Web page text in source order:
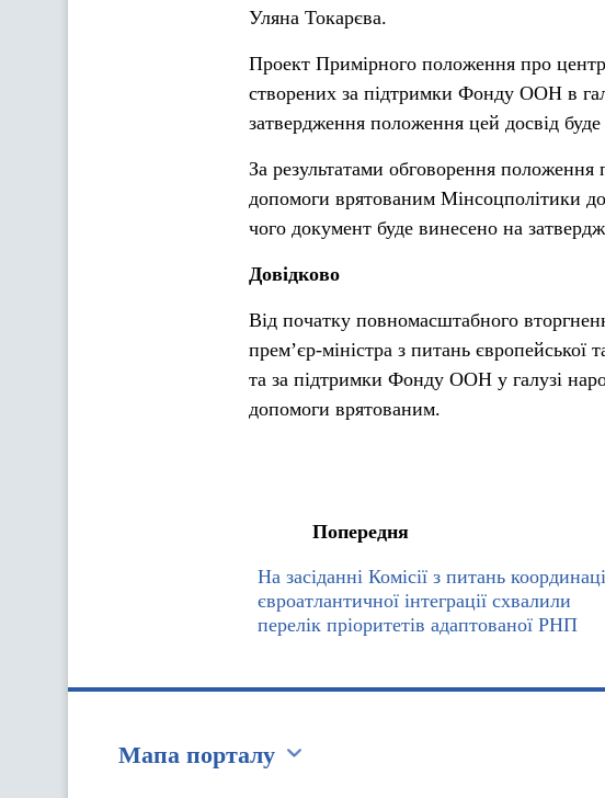
Уляна Токарєва.
Проект Примірного положення про
створених за підтримки Фонду ООН в
затвердження положення цей досвід
За результатами обговорення
допомоги врятованим Мінсоцполітики
чого документ буде винесено на
Довідково
Від початку повномасштабного
прем’єр-міністра з питань європейської
та за підтримки Фонду ООН у галузі
допомоги врятованим.
Попередня
На засіданні Комісії з питань
євроатлантичної інтеграції схвалили
перелік пріоритетів адаптованої РНП
Мапа порталу